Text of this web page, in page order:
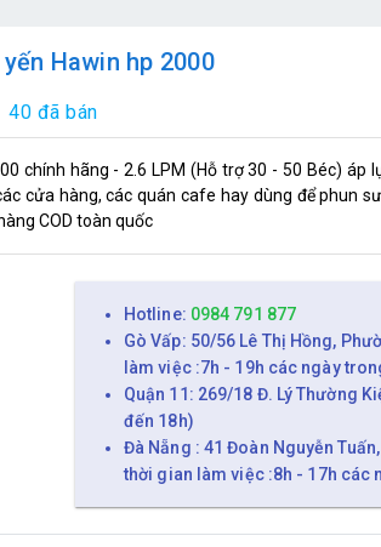
Hawin hp 2000
40 đã bán
chính hãng - 2.6 LPM (Hỗ trợ 30 - 50 Béc)
cửa hàng, các quán cafe hay dùng để phun
COD toàn quốc
Hotline: 0984 791 877
Gò Vấp: 50/56 Lê Thị Hồng,
làm việc :7h - 19h các ngày
Quận 11: 269/18 Đ. Lý Thường
đến 18h)
Đà Nẵng : 41 Đoàn Nguyễn
thời gian làm việc :8h - 17h các